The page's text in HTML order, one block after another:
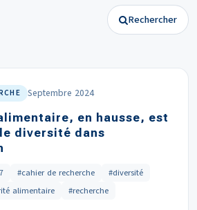
Rechercher
Septembre 2024
en hausse, est
diversité dans
#cahier de recherche
#diversité
alimentaire #recherche